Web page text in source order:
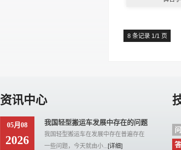
8 条记录 1/1 页
资讯中心
05月08
2026
我国轻型搬运车发展中存在的问题
我国轻型搬运车在发展中存在普遍存在
一些问题，今天就由小...[详细]
问
答